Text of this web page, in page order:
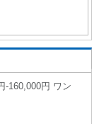
-160,000円 ワン